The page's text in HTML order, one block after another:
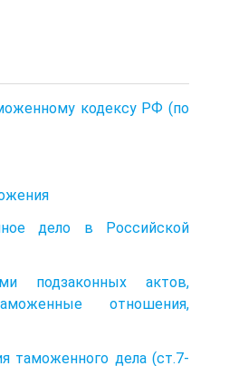
кодексу РФ (по
дело в Российской
подзаконных актов,
отношения,
таможенного дела (ст.7-